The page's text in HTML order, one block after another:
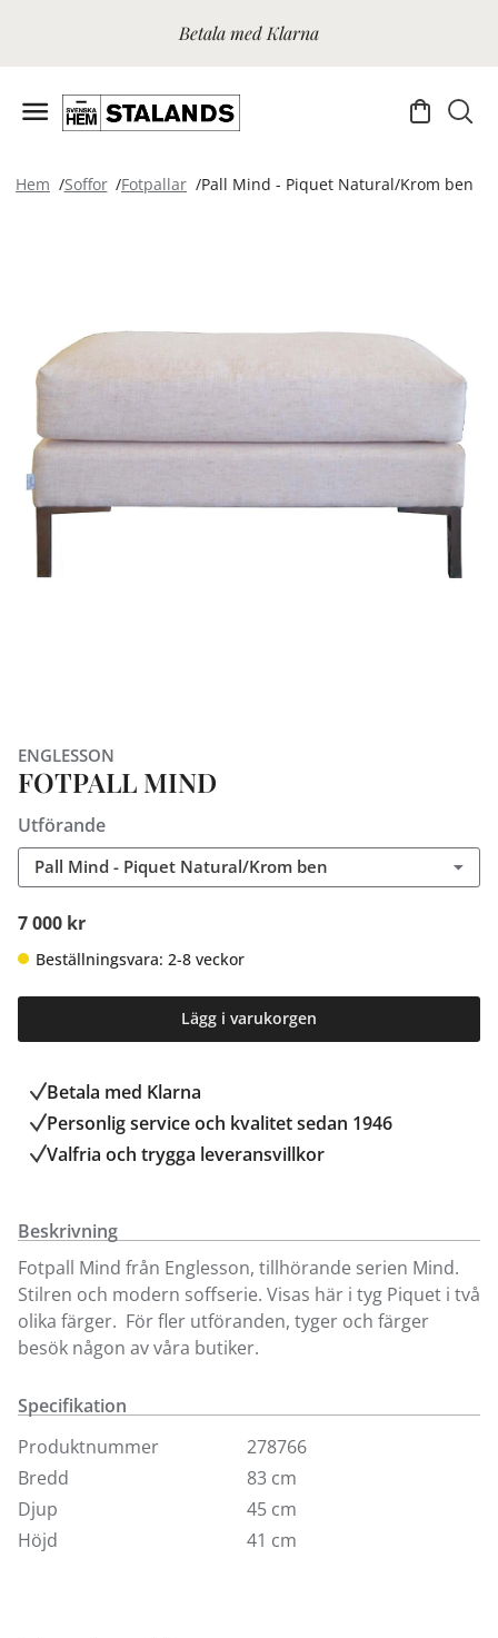
Betala med Klarna
Hem Soffor Fotpallar Pall Mind - Piquet Natural/Krom ben
ENGLESSON
FOTPALL MIND
Utförande
Pall Mind - Piquet Natural/Krom ben
7 000 kr
Beställningsvara: 2-8 veckor
Lägg i varukorgen
Betala med Klarna
Personlig service och kvalitet sedan 1946
Valfria och trygga leveransvillkor
Beskrivning
Fotpall Mind från Englesson, tillhörande serien Mind.
Stilren och modern soffserie. Visas här i tyg Piquet i två
olika färger. För fler utföranden, tyger och färger
besök någon av våra butiker.
Specifikation
Produktnummer
278766
Bredd
83 cm
Djup
45 cm
Höjd
41 cm